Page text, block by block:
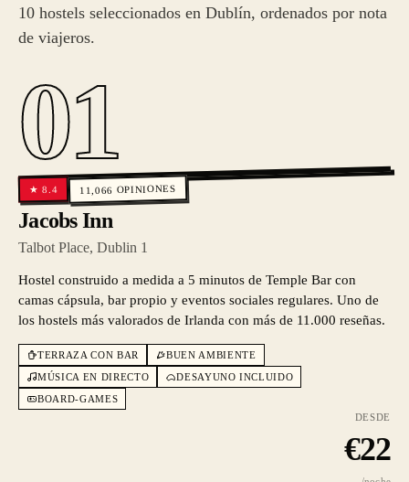
10 hostels seleccionados en Dublín, ordenados por nota
de viajeros.
01
★8.4 11,066 OPINIONES
Jacobs Inn
Talbot Place, Dublin 1
Hostel construido a medida a 5 minutos de Temple Bar con
camas cápsula, bar propio y eventos sociales regulares. Uno de
los hostels más valorados de Irlanda con más de 11.000 reseñas.
TERRAZA CON BAR
BUEN AMBIENTE
MÚSICA EN DIRECTO
DESAYUNO INCLUIDO
BOARD-GAMES
DESDE
€22